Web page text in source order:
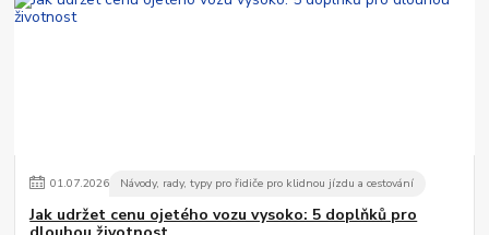
01.07.2026 Návody, rady, typy pro řidiče pro klidnou jízdu a cestování
Jak udržet cenu ojetého vozu vysoko: 5 doplňků pro